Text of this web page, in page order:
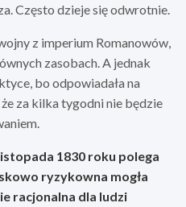
Często dzieje się odwrotnie.
z imperium Romanowów,
zasobach. A jednak
bo odpowiadała na
za kilka tygodni nie będzie
1830 roku polega
ryzykowna mogła
racjonalna dla ludzi